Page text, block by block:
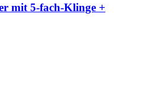
mit 5-fach-Klinge +